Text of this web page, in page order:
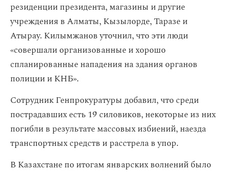
резиденции президента, магазины и другие
учреждения в Алматы, Кызылорде, Таразе и
Атырау. Килымжанов уточнил, что эти люди
«совершали организованные и хорошо
спланированные нападения на здания органов
полиции и КНБ».
Сотрудник Генпрокуратуры добавил, что среди
пострадавших есть 19 силовиков, некоторые из них
погибли в результате массовых избиений, наезда
транспортных средств и расстрела в упор.
В Казахстане по итогам январских волнений было